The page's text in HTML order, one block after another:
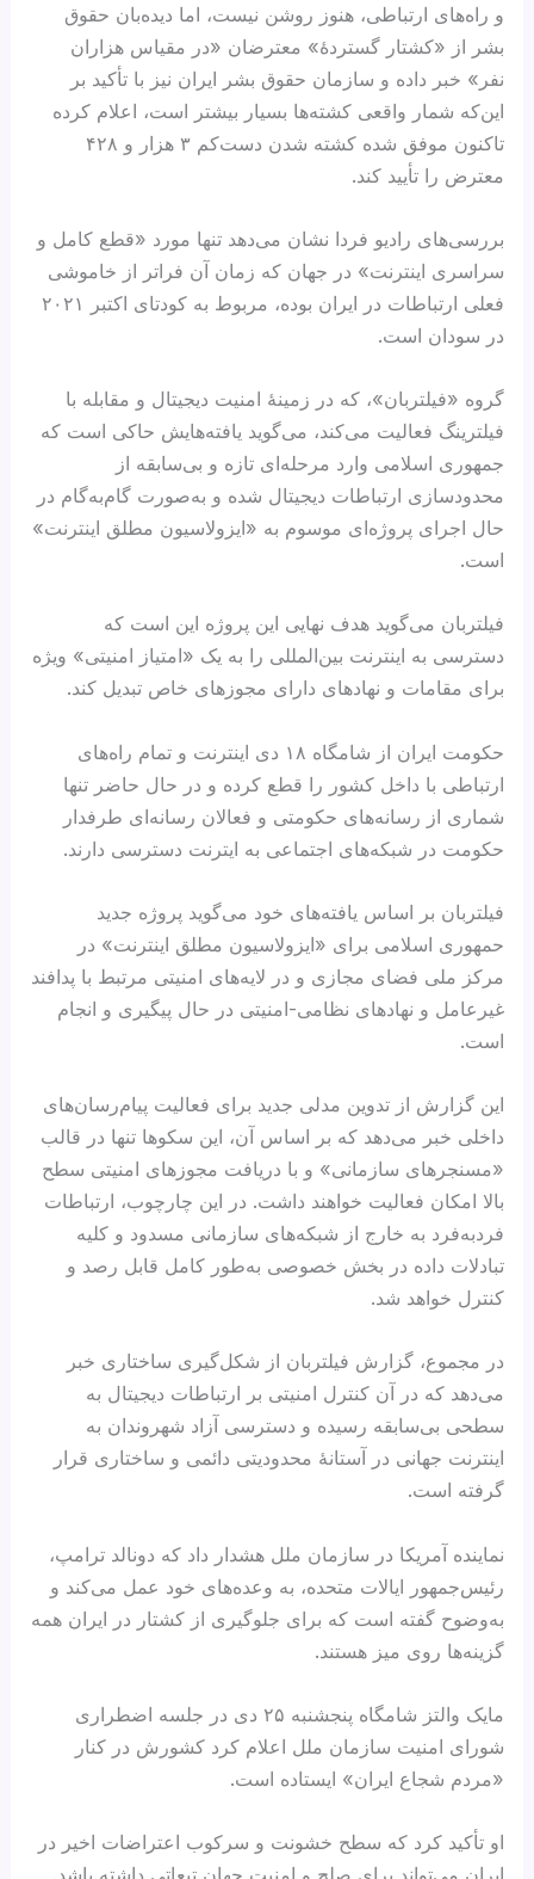
و راه‌های ارتباطی، هنوز روشن نیست، اما دیده‌بان حقوق
بشر از «کشتار گستردهٔ» معترضان «در مقیاس هزاران
نفر» خبر داده و سازمان حقوق بشر ایران نیز با تأکید بر
این‌که شمار واقعی کشته‌ها بسیار بیشتر است، اعلام کرده
تاکنون موفق شده کشته شدن دست‌کم ۳ هزار و ۴۲۸
معترض را تأیید کند.
بررسی‌های رادیو فردا نشان می‌دهد تنها مورد «قطع کامل و
سراسری اینترنت» در جهان که زمان آن فراتر از خاموشی
فعلی ارتباطات در ایران بوده، مربوط به کودتای اکتبر ۲۰۲۱
در سودان است.
گروه «فیلتربان»، که در زمینهٔ امنیت دیجیتال و مقابله با
فیلترینگ فعالیت می‌کند، می‌گوید یافته‌هایش حاکی است که
جمهوری اسلامی وارد مرحله‌ای تازه و بی‌سابقه از
محدودسازی ارتباطات دیجیتال شده و به‌صورت گام‌به‌گام در
حال اجرای پروژه‌ای موسوم به «ایزولاسیون مطلق اینترنت»
است.
فیلتربان می‌گوید هدف نهایی این پروژه این است که
دسترسی به اینترنت بین‌المللی را به یک «امتیاز امنیتی» ویژه
برای مقامات و نهادهای دارای مجوزهای خاص تبدیل کند.
حکومت ایران از شامگاه ۱۸ دی اینترنت و تمام راه‌های
ارتباطی با داخل کشور را قطع کرده و در حال حاضر تنها
شماری از رسانه‌های حکومتی و فعالان رسانه‌ای طرفدار
حکومت در شبکه‌های اجتماعی به ایترنت دسترسی دارند.
فیلتربان بر اساس یافته‌های خود می‌گوید پروژه جدید
حمهوری اسلامی برای «ایزولاسیون مطلق اینترنت» در
مرکز ملی فضای مجازی و در لایه‌های امنیتی مرتبط با پدافند
غیرعامل و نهادهای نظامی-امنیتی در حال پیگیری و انجام
است.
این گزارش از تدوین مدلی جدید برای فعالیت پیام‌رسان‌های
داخلی خبر می‌دهد که بر اساس آن، این سکوها تنها در قالب
«مسنجرهای سازمانی» و با دریافت مجوزهای امنیتی سطح
بالا امکان فعالیت خواهند داشت. در این چارچوب، ارتباطات
فردبه‌فرد به خارج از شبکه‌های سازمانی مسدود و کلیه
تبادلات داده در بخش خصوصی به‌طور کامل قابل رصد و
کنترل خواهد شد.
در مجموع، گزارش فیلتربان از شکل‌گیری ساختاری خبر
می‌دهد که در آن کنترل امنیتی بر ارتباطات دیجیتال به
سطحی بی‌سابقه رسیده و دسترسی آزاد شهروندان به
اینترنت جهانی در آستانهٔ محدودیتی دائمی و ساختاری قرار
گرفته است.
نماینده آمریکا در سازمان ملل هشدار داد که دونالد ترامپ،
رئیس‌جمهور ایالات متحده، به وعده‌های خود عمل می‌کند و
به‌وضوح گفته است که برای جلوگیری از کشتار در ایران همه
گزینه‌ها روی میز هستند.
مایک والتز شامگاه پنجشنبه ۲۵ دی در جلسه اضطراری
شورای امنیت سازمان ملل اعلام کرد کشورش در کنار
«مردم شجاع ایران» ایستاده است.
او تأکید کرد که سطح خشونت و سرکوب اعتراضات اخیر در